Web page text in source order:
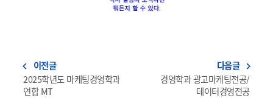
navigate_before 이전글
2025학년도 마케팅경영학과
연합 MT
다음글 navigate_next
경영학과 광고마케팅전공/
데이터경영전공